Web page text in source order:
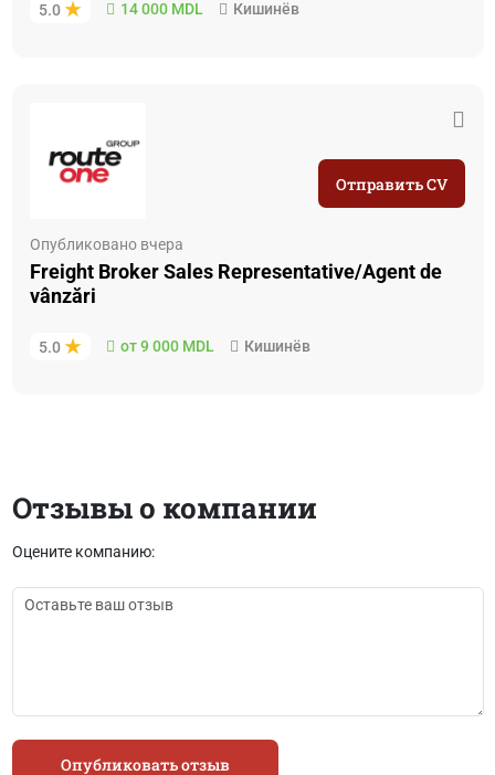
5.0 14 000 MDL Кишинёв
Опубликовано вчера
Freight Broker Sales Representative/Agent de
vânzări
5.0 от 9 000 MDL Кишинёв
Отправить CV
Отзывы о компании
Оцените компанию:
Опубликовать отзыв